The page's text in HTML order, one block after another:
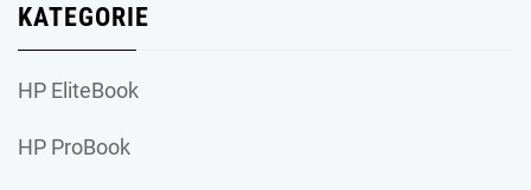
KATEGORIE
HP EliteBook
HP ProBook